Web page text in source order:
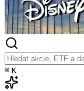
⌘ K